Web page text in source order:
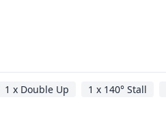
1 x Double Up 1 x 140° Stall